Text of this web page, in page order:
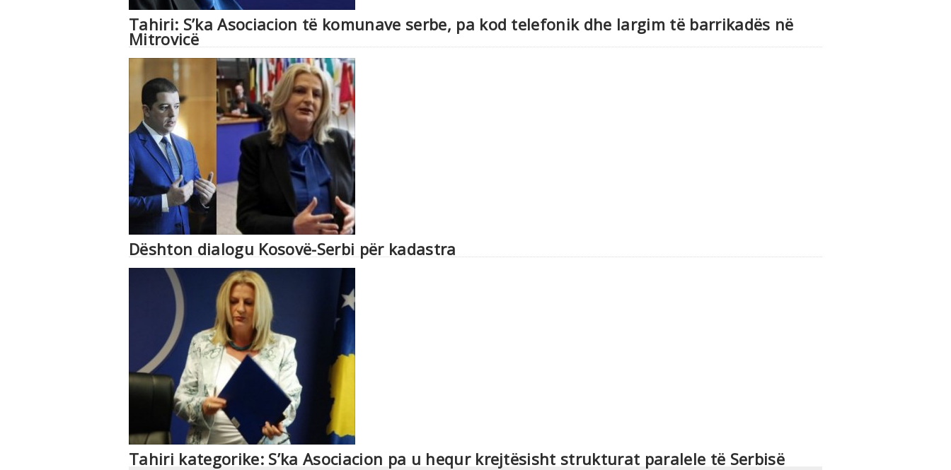
Tahiri: S’ka Asociacion të komunave serbe, pa kod telefonik dhe largim të barrikadës në
Mitrovicë
Dështon dialogu Kosovë-Serbi për kadastra
Tahiri kategorike: S’ka Asociacion pa u hequr krejtësisht strukturat paralele të Serbisë